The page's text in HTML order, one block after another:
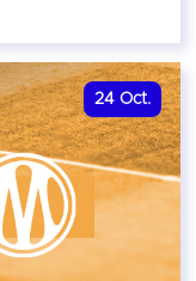
24 Oct.